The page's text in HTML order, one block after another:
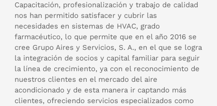
Capacitación, profesionalización y trabajo de calidad
nos han permitido satisfacer y cubrir las
necesidades en sistemas de HVAC, grado
farmacéutico, lo que permite que en el año 2016 se
cree Grupo Aires y Servicios, S. A., en el que se logra
la integración de socios y capital familiar para seguir
la línea de crecimiento, ya con el reconocimiento de
nuestros clientes en el mercado del aire
acondicionado y de esta manera ir captando más
clientes, ofreciendo servicios especializados como